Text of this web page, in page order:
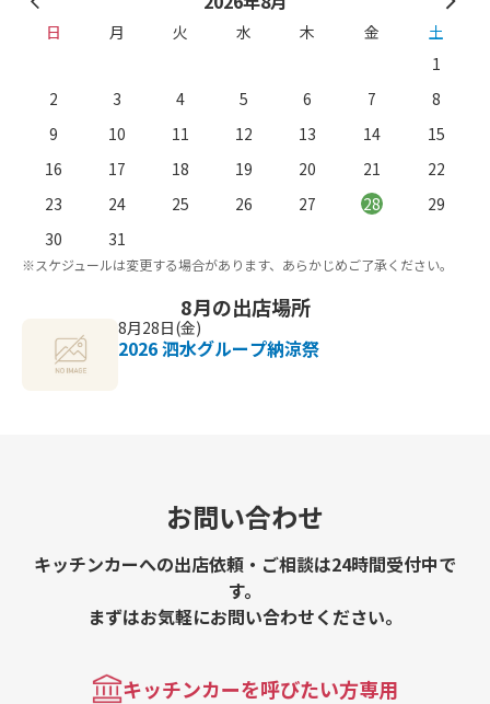
日 月 火 水 木 金
土
1
2
3 4 5 6 7
8
9
10 11 12 13 14
15
16
17 18 19 20 21
22
23
24 25 26 27 28
29
30
31
※スケジュールは変更する場合があります、あらかじめご了承ください。
8月の出店場所
8月28日(金)
2026 泗水グループ納涼祭
お問い合わせ
キッチンカーへの出店依頼・ご相談は24時間受付中で
す。
まずはお気軽にお問い合わせください。
キッチンカーを呼びたい方専用